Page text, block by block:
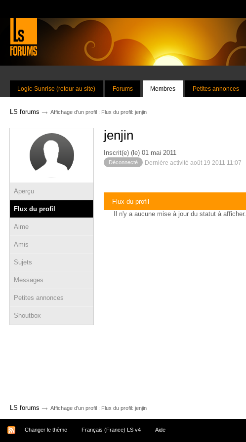
Logic-Sunrise (retour au site) Forums Membres Petites annonces
LS forums → Affichage d'un profil : Flux du profil: jenjin
Aperçu
Flux du profil
Aime
Amis
Sujets
Messages
Petites annonces
Shoutbox
jenjin
Inscrit(e) (le) 01 mai 2011
Déconnecté Dernière activité août 19 2011 11:07
Flux du profil
Il n'y a aucune mise à jour du statut à afficher.
LS forums → Affichage d'un profil : Flux du profil: jenjin
Changer le thème Français (France) LS v4 Aide